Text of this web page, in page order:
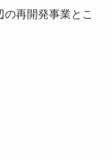
再開発事業とこ